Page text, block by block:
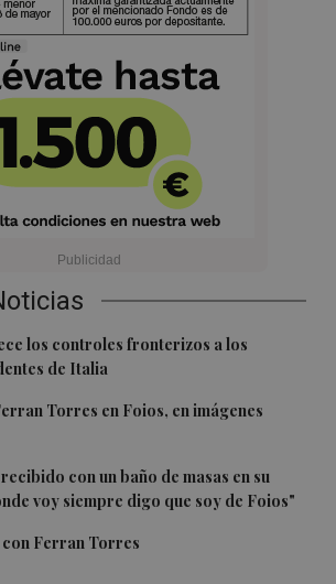
los controles fronterizos a los
de Italia
Torres en Foios, en imágenes
con un baño de masas en su
voy siempre digo que soy de Foios"
con Ferran Torres